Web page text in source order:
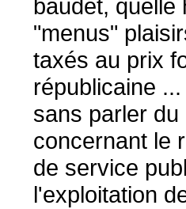
baudet,
"menus"
taxés au prix
républicaine
sans parler
concernant le
de service
l'exploitation